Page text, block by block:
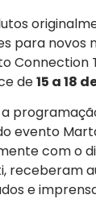
para novos
Connection
de15 a 18
evento
com o
receberam
e